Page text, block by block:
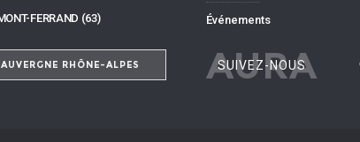
FERRAND (63)
RHÔNE-ALPES
Événements
AURA
SUIVEZ-NOUS